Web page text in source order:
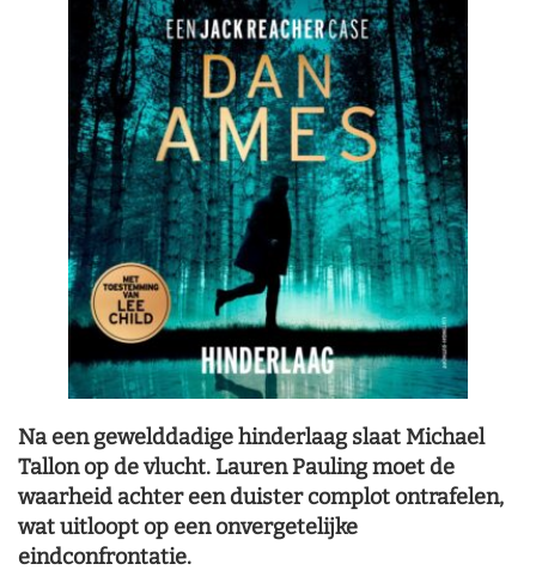
Na een gewelddadige hinderlaag slaat Michael
Tallon op de vlucht. Lauren Pauling moet de
waarheid achter een duister complot ontrafelen,
wat uitloopt op een onvergetelijke
eindconfrontatie.